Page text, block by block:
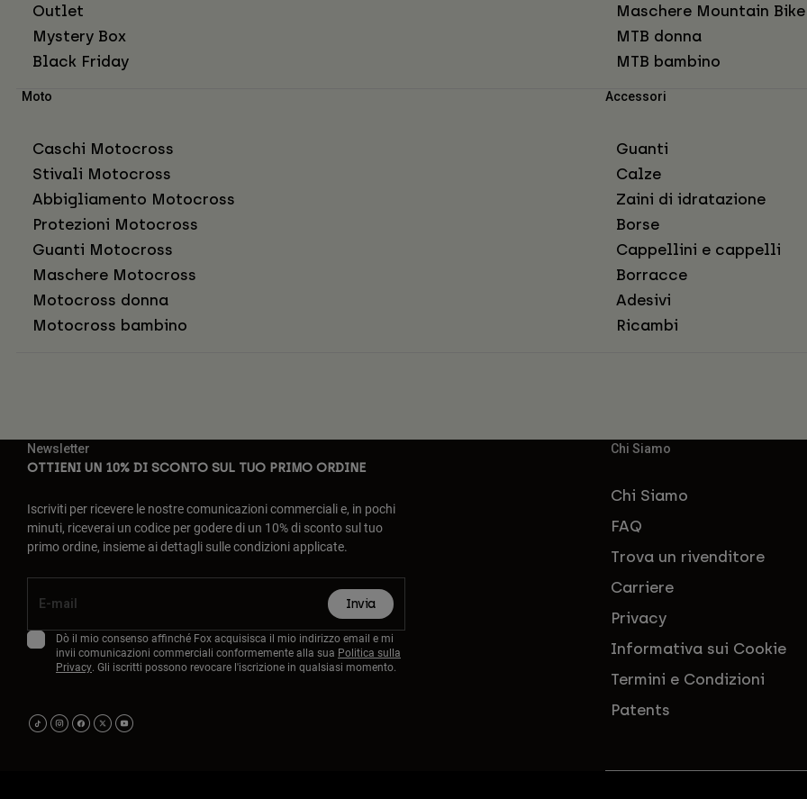
Outlet
Mystery Box
Black Friday
Maschere Mountain Bike
MTB donna
MTB bambino
Moto
Caschi Motocross
Stivali Motocross
Abbigliamento Motocross
Protezioni Motocross
Guanti Motocross
Maschere Motocross
Motocross donna
Motocross bambino
Accessori
Guanti
Calze
Zaini di idratazione
Borse
Cappellini e cappelli
Borracce
Adesivi
Ricambi
Newsletter
OTTIENI UN 10% DI SCONTO SUL TUO PRIMO ORDINE
Iscriviti per ricevere le nostre comunicazioni commerciali e, in pochi
minuti, riceverai un codice per godere di un 10% di sconto sul tuo
primo ordine, insieme ai dettagli sulle condizioni applicate.
Invia
Dò il mio consenso affinché Fox acquisisca il mio indirizzo email e mi
invii comunicazioni commerciali conformemente alla sua Politica sulla
Privacy. Gli iscritti possono revocare l'iscrizione in qualsiasi momento.
Chi Siamo
Chi Siamo
FAQ
Trova un rivenditore
Carriere
Privacy
Informativa sui Cookie
Termini e Condizioni
Patents